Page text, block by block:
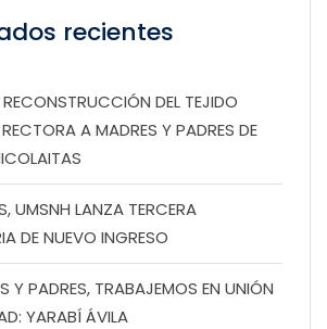
recientes
DEL TEJIDO
A MADRES Y PADRES DE
UMSNH LANZA TERCERA
DE NUEVO INGRESO
Y PADRES, TRABAJEMOS EN UNIÓN
YARABÍ ÁVILA